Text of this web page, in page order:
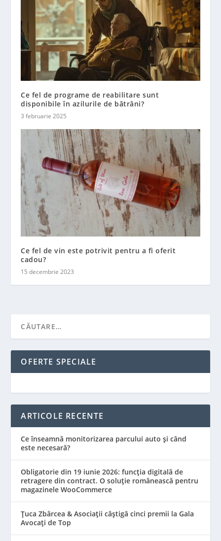
Ce fel de programe de reabilitare sunt
disponibile în azilurile de bătrâni?
3 februarie 2025
Ce fel de vin este potrivit pentru a fi oferit
cadou?
15 decembrie 2023
OFERTE SPECIALE
ARTICOLE RECENTE
Ce înseamnă monitorizarea parcului auto și când
este necesară?
Obligatorie din 19 iunie 2026: funcția digitală de
retragere din contract. O soluție românească pentru
magazinele WooCommerce
Țuca Zbârcea & Asociații câștigă cinci premii la Gala
Avocați de Top